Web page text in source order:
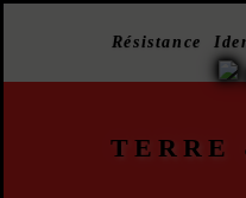
Résistance
TERRE